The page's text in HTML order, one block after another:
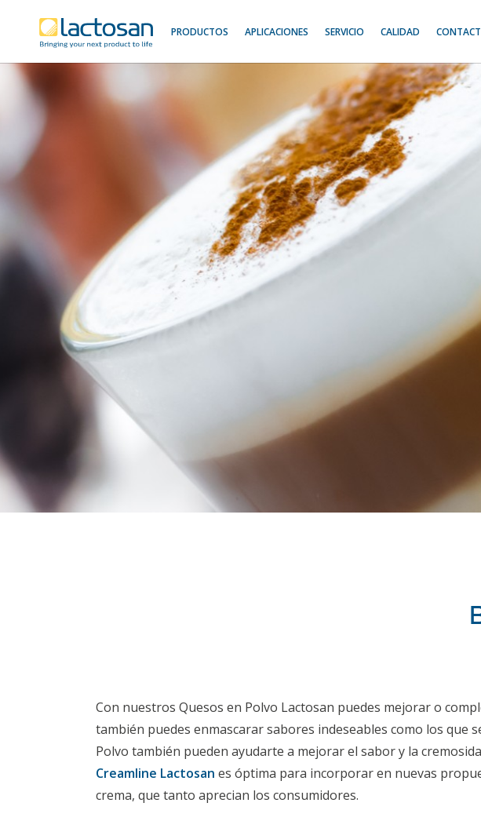
PRODUCTOS APLICACIONES SERVICIO CALIDAD
Con nuestros Quesos en Polvo Lactosan puedes mejorar o
también puedes enmascarar sabores indeseables como los que
Polvo también pueden ayudarte a mejorar el sabor y la
Creamline Lactosan es óptima para incorporar en nuevas
crema, que tanto aprecian los consumidores.